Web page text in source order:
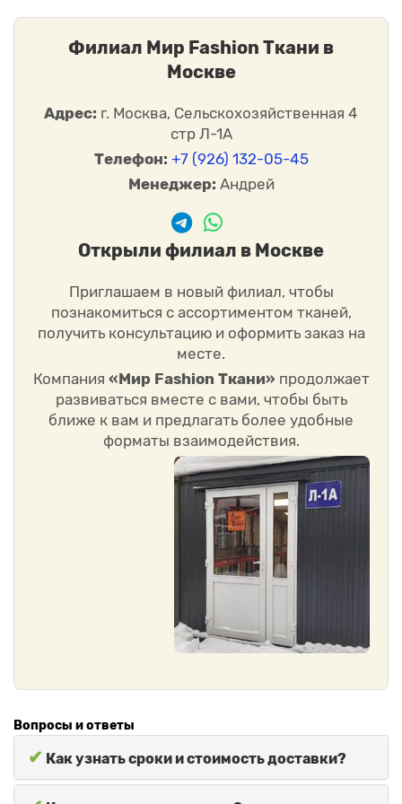
Выбирайте качественнуюподкладочную ткань жаккардв
долговечные и аккуратные изделия.
Филиал Мир Fashion Ткани в
Москве
Адрес: г. Москва, Сельскохозяйственная 4
стр Л-1А
Телефон: +7 (926) 132-05-45
Менеджер: Андрей
Открыли филиал в Москве
Приглашаем в новый филиал, чтобы
познакомиться с ассортиментом тканей,
получить консультацию и оформить заказ на
месте.
Компания «Мир Fashion Ткани» продолжает
развиваться вместе с вами, чтобы быть
ближе к вам и предлагать более удобные
форматы взаимодействия.
Вопросы и ответы
✔ Как узнать сроки и стоимость доставки?